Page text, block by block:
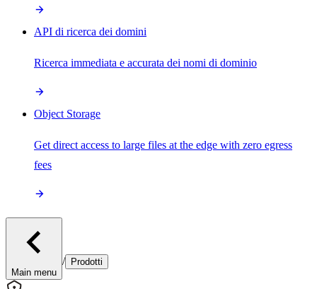
API di ricerca dei domini
Ricerca immediata e accurata dei nomi di dominio
Object Storage
Get direct access to large files at the edge with zero egress
fees
Main menu
/ Prodotti